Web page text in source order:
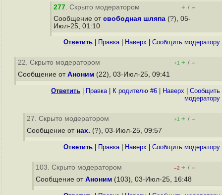
277. Скрыто модератором + / –
Сообщение от свободная шляпа (?), 05-
Июл-25, 01:10
Ответить Правка| Наверх Cообщить модератору
22. Скрыто модератором +1 + / –
Сообщение от Аноним (22), 03-Июл-25, 09:41
Ответить Правка| К родителю #6 Наверх
Cообщить
модератору
27. Скрыто модератором +1 + / –
Сообщение от нах. (?), 03-Июл-25, 09:57
Ответить Правка| Наверх Cообщить модератору
103. Скрыто модератором –2 + / –
Сообщение от Аноним (103), 03-Июл-25, 16:48